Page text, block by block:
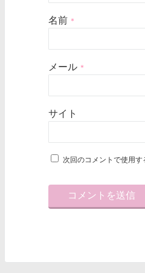
名前 *
メール *
サイト
次回のコメントで使用